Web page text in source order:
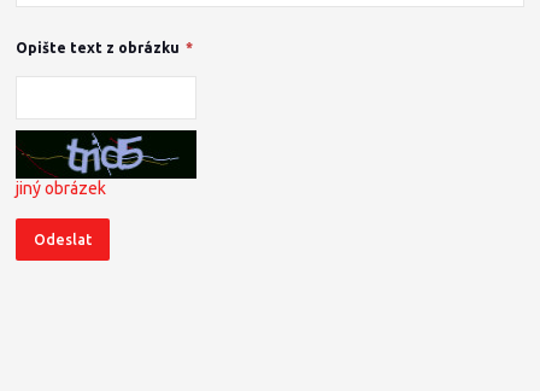
Opište text z obrázku *
jiný obrázek